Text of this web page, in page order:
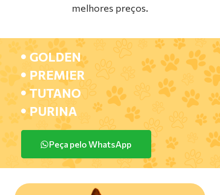
melhores preços.
GOLDEN
PREMIER
TUTANO
PURINA
Peça pelo WhatsApp